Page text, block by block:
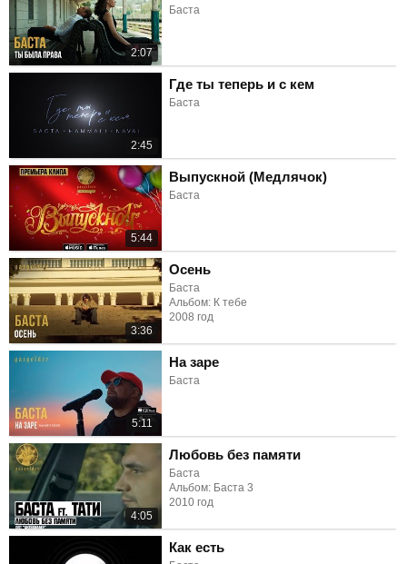
2:07
Баста
2:45
Где ты теперь и с кем
Баста
5:44
Выпускной (Медлячок)
Баста
3:36
Осень
Баста
Альбом: К тебе
2008 год
5:11
На заре
Баста
4:05
Любовь без памяти
Баста
Альбом: Баста 3
2010 год
Как есть